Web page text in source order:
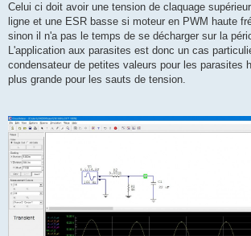
Celui ci doit avoir une tension de claquage
ligne et une ESR basse si moteur en PWM haute
sinon il n'a pas le temps de se décharger sur la
L'application aux parasites est donc un cas
condensateur de petites valeurs pour les parasites
plus grande pour les sauts de tension.